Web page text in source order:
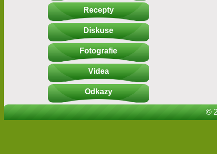
Recepty
Diskuse
Fotografie
Videa
Odkazy
©